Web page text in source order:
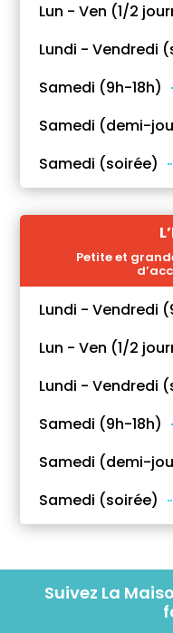
Lun - Ven (1/2
Lundi - Vendredi
Samedi (9h-18h)
Samedi (demi-
Samedi (soirée)
Petite et
Lundi - Vendredi
Lun - Ven (1/2
Lundi - Vendredi
Samedi (9h-18h)
Samedi (demi-
Samedi (soirée)
Suivez La